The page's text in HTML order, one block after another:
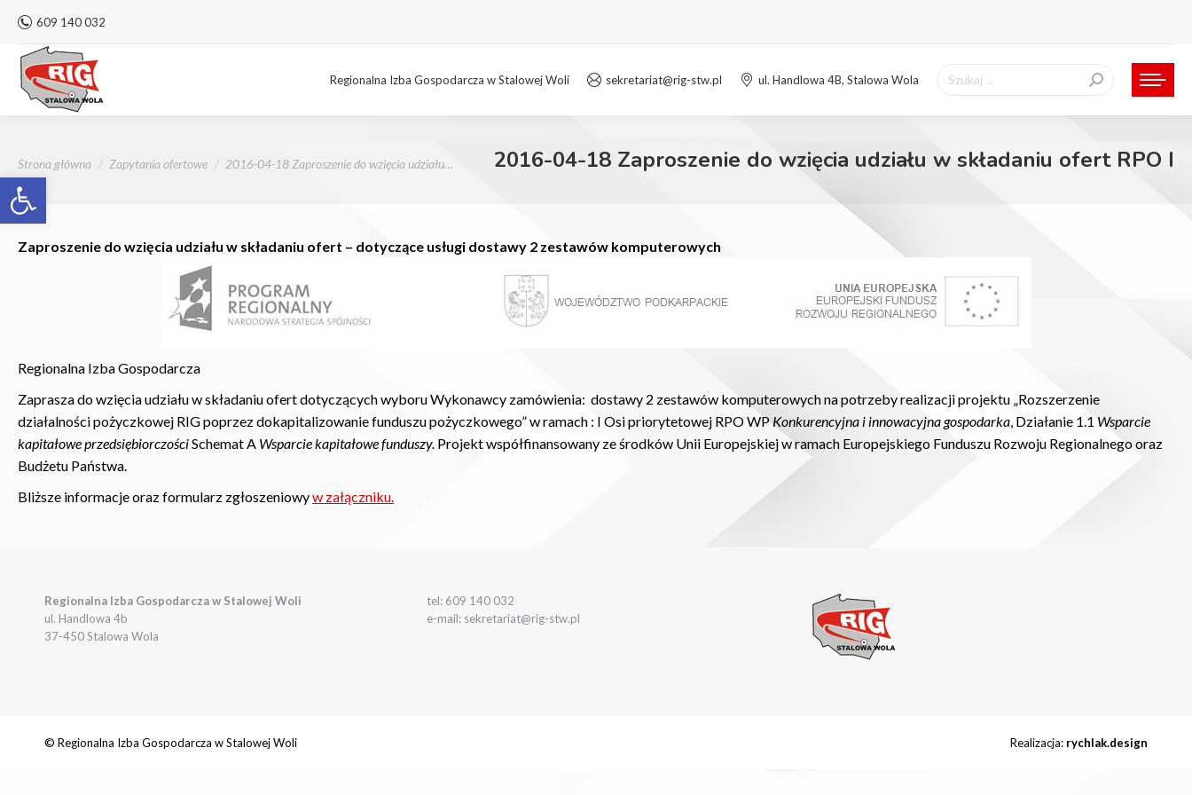
Otwórz pasek narzędzi
609 140 032
Regionalna Izba Gospodarcza w Stalowej Woli sekretariat@rig-stw.pl ul. Handlowa 4B, Stalowa Wola Szukaj:
Jesteś tutaj:
Strona główna Zapytania ofertowe 2016-04-18 Zaproszenie do wzięcia udziału… 2016-04-18 Zaproszenie do wzięcia udziału w składaniu ofert RPO I
Zaproszenie do wzięcia udziału w składaniu ofert – dotyczące usługi dostawy 2 zestawów komputerowych
Regionalna Izba Gospodarcza
Zaprasza do wzięcia udziału w składaniu ofert dotyczącychwyboru Wykonawcy zamówienia: dostawy 2 zestawów komputerowych na potrzeby realizacji projektu „Rozszerzenie
działalności pożyczkowej RIG poprzez dokapitalizowanie funduszu pożyczkowego” w ramach : I Osi priorytetowej RPO WPKonkurencyjna i innowacyjnagospodarka, Działanie 1.1 Wsparcie
kapitałowe przedsiębiorczościSchemat A Wsparcie kapitałowe funduszy. Projekt współfinansowany ze środków Unii Europejskiej w ramach Europejskiego Funduszu Rozwoju Regionalnego oraz
Budżetu Państwa.
Bliższe informacje oraz formularz zgłoszeniowyw załączniku.
Regionalna Izba Gospodarcza w Stalowej Woli
ul. Handlowa 4b
37-450 Stalowa Wola
tel: 609 140 032
e-mail: sekretariat@rig-stw.pl
© Regionalna Izba Gospodarcza w Stalowej Woli Realizacja: rychlak.design